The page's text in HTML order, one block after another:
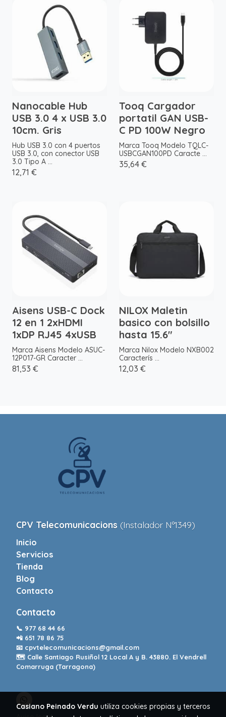
Nanocable Hub
USB 3.0 4 x USB 3.0
10cm. Gris
Hub USB 3.0 con 4 puertos
USB 3.0, con conector USB
3.0 Tipo A ...
12,71 €
Tooq Cargador
portatil GAN USB-
C PD 100W Negro
Marca Tooq Modelo TQLC-
USBCGAN100PD Caracte ...
35,64 €
Aisens USB-C Dock
12 en 1 2xHDMI
1xDP RJ45 4xUSB
Marca Aisens Modelo ASUC-
12P017-GR Caracter ...
81,53 €
NILOX Maletin
basico con bolsillo
hasta 15.6"
Marca Nilox Modelo NXB002
Caracterís ...
12,03 €
CPV Telecomunicacions (Instalador Nº1349)
Inicio
Servicios
Tienda
Blog
Contacto
Contacto
📞 977 68 44 66
📲 651 78 86 75
📧 cpvtelecomunicacions@gmail.com
🗺️ Calle Santiago Rusiñol 12 Local A y B. 43880. El Vendrell
Comarruga (Tarragona)
Casiano Peinado Verdu utiliza cookies propias y terceros